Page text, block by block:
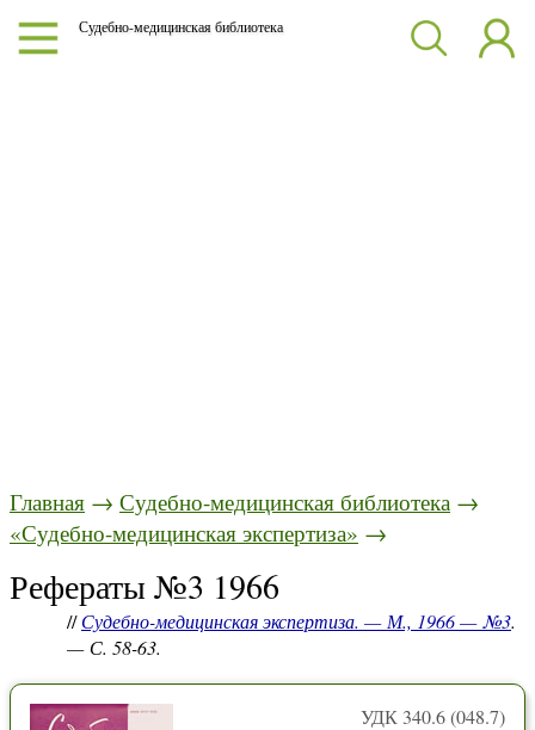
Судебно-медицинская библиотека
Главная → Судебно-медицинская библиотека →
«Судебно-медицинская экспертиза» →
Рефераты №3 1966
//Судебно-медицинская экспертиза. — М., 1966 — №3.
— С. 58-63.
УДК 340.6 (048.7)